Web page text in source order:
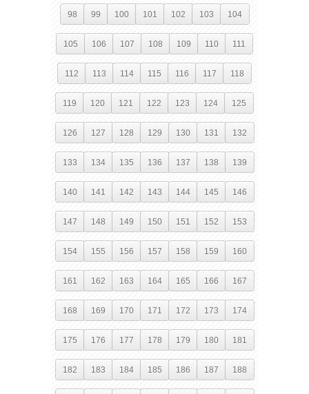
98 99 100 101 102 103 104
105 106 107 108 109 110 111
112 113 114 115 116 117 118
119 120 121 122 123 124 125
126 127 128 129 130 131 132
133 134 135 136 137 138 139
140 141 142 143 144 145 146
147 148 149 150 151 152 153
154 155 156 157 158 159 160
161 162 163 164 165 166 167
168 169 170 171 172 173 174
175 176 177 178 179 180 181
182 183 184 185 186 187 188